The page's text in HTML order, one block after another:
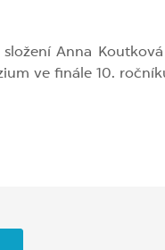
Anna
ve finále 10.